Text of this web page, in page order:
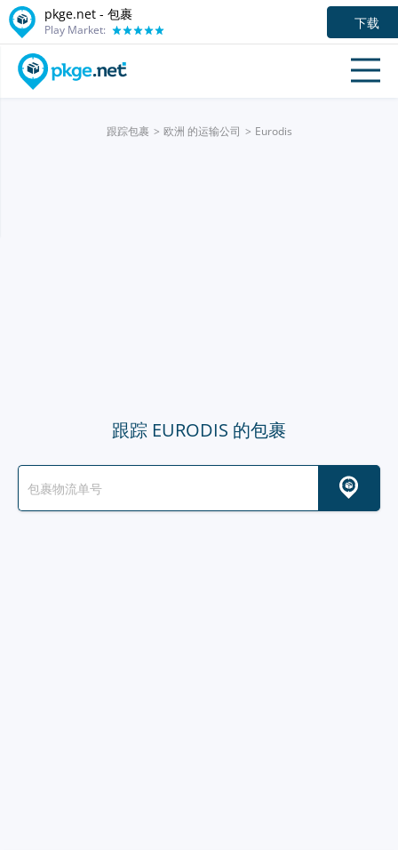
pkge.net - 包裹
Play Market: 下载
跟踪包裹 欧洲 的运输公司 Eurodis
跟踪 EURODIS 的包裹